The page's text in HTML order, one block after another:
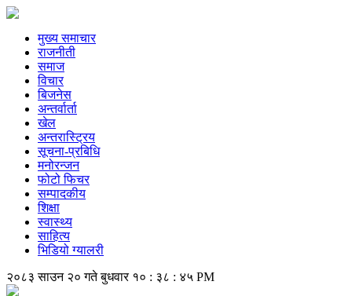
मुख्य समाचार
राजनीती
समाज
विचार
बिजनेस
अन्तर्वार्ता
खेल
अन्तरास्ट्रिय
सूचना-प्रबिधि
मनोरन्जन
फोटो फिचर
सम्पादकीय
शिक्षा
स्वास्थ्य
साहित्य
भिडियो ग्यालरी
२०८३ साउन २० गते बुधवार १० : ३८ : ४५ PM